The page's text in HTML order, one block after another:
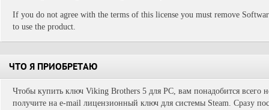
If you do not agree with the terms of this license you must remove
to use the product.
ЧТО Я ПРИОБРЕТАЮ
Чтобы купить ключ Viking Brothers 5 для PC, вам понадобится всего
получите на e-mail лицензионный ключ для системы Steam. Сразу